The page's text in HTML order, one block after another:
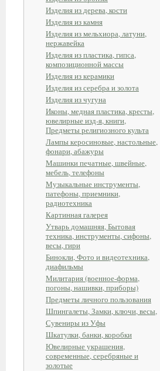
Изделия из дерева, кости
Изделия из камня
Изделия из мельхиора, латуни,
нержавейка
Изделия из пластика, гипса,
композиционной массы
Изделия из керамики
Изделия из серебра и золота
Изделия из чугуна
Иконы, медная пластика, кресты,
ювелирные изд-я, книги,
Предметы религиозного культа
Лампы керосиновые, настольные,
фонари, абажуры
Машинки печатные, швейные,
мебель, телефоны
Музыкальные инструменты,
патефоны, приемники,
радиотехника
Картинная галерея
Утварь домашняя, Бытовая
техника, инструменты, сифоны,
весы, гири
Бинокли, Фото и видеотехника,
диафильмы
Милитария (военное-форма,
погоны, нашивки, приборы)
Предметы личного пользования
Шпингалеты, Замки, ключи, весы,
Сувениры из Уфы
Шкатулки, банки, коробки
Ювелирные украшения,
современные, серебряные и
золотые